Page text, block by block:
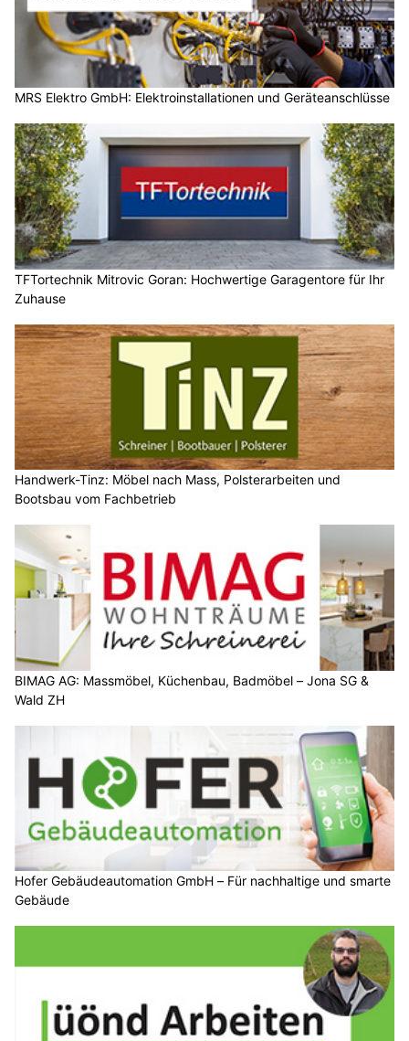
MRS Elektro GmbH: Elektroinstallationen und Geräteanschlüsse
TFTortechnik Mitrovic Goran: Hochwertige Garagentore für Ihr
Zuhause
Handwerk-Tinz: Möbel nach Mass, Polsterarbeiten und
Bootsbau vom Fachbetrieb
BIMAG AG: Massmöbel, Küchenbau, Badmöbel – Jona SG &
Wald ZH
Hofer Gebäudeautomation GmbH – Für nachhaltige und smarte
Gebäude